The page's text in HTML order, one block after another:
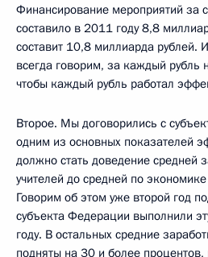
Финансирование мероприятий за
составило в 2011 году 8,8
составит 10,8 миллиарда рублей.
всегда говорим, за каждый рубль
чтобы каждый рубль работал
Второе. Мы договорились с
одним из основных показателей
должно стать доведение средней
учителей до средней по
Говорим об этом уже второй год
субъекта Федерации выполнили
году. В остальных средние
подняты на 30 и более процентов,